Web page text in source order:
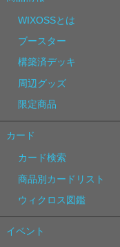
WIXOSSとは
ブースター
構築済デッキ
周辺グッズ
限定商品
カード
カード検索
商品別カードリスト
ウィクロス図鑑
イベント